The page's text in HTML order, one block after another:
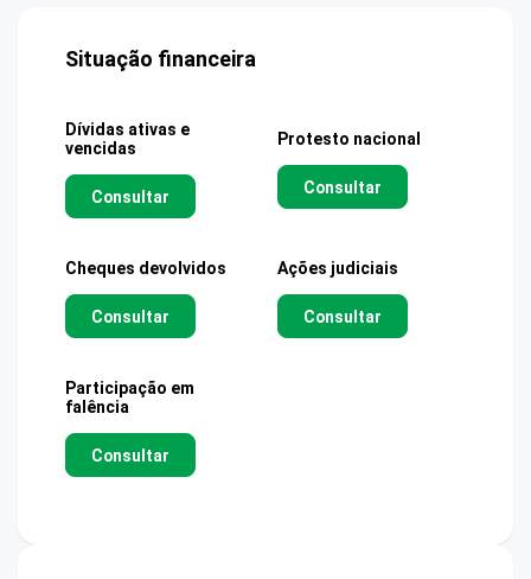
Situação financeira
Dívidas ativas e
vencidas
Consultar
Protesto nacional
Consultar
Cheques devolvidos
Consultar
Ações judiciais
Consultar
Participação em
falência
Consultar